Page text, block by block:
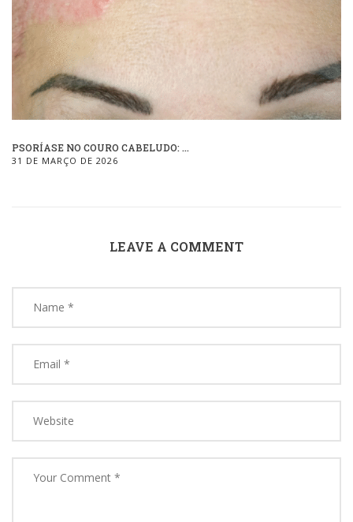
PSORÍASE NO COURO CABELUDO: ...
31 DE MARÇO DE 2026
LEAVE A COMMENT